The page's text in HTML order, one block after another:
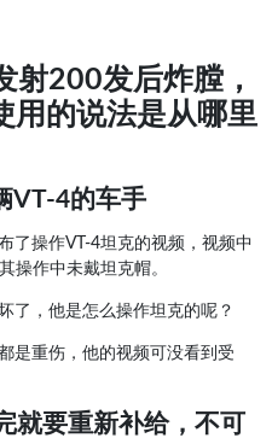
射200发后炸膛，
用的说法是从哪里
VT-4的车手
了操作VT-4坦克的视频，视频中
操作中未戴坦克帽。
了，他是怎么操作坦克的呢？
是重伤，他的视频可没看到受
就要重新补给，不可